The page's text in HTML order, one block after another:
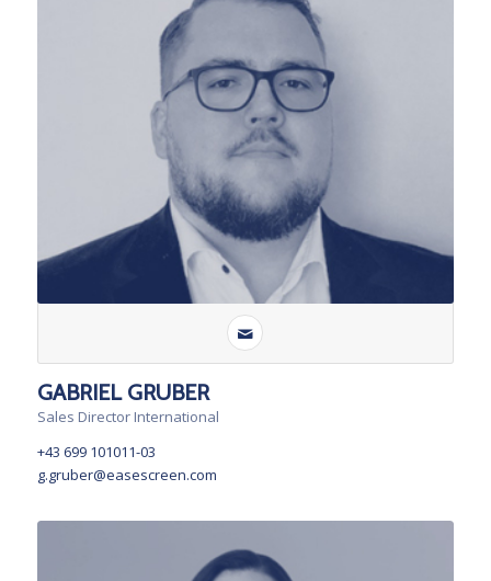
GABRIEL GRUBER
Sales Director International
+43 699 101011-03
g.gruber@easescreen.com